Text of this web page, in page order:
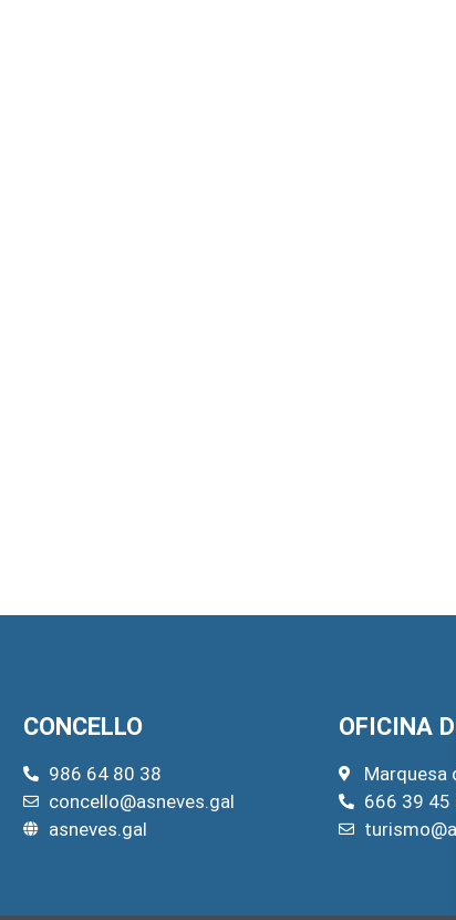
CONCELLO
986 64 80 38
concello@asneves.gal
asneves.gal
OFICINA
Marquesa
666 39 45